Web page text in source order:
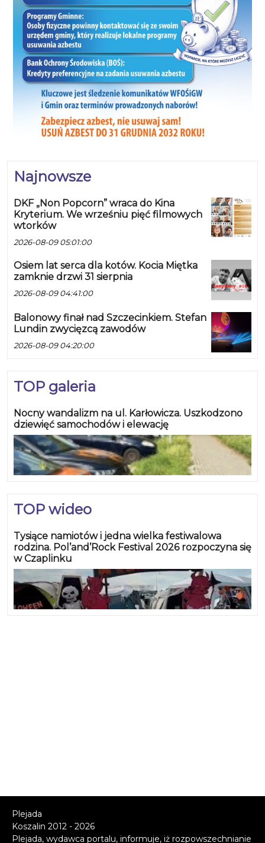
Najnowsze
DKF „Non Popcorn” wraca do Kina
Kryterium. We wrześniu pięć filmowych
wtorków
2026-08-09 05:01:00
Osiem lat serca dla kotów. Kocia Miętka
zamknie drzwi 31 sierpnia
2026-08-09 04:41:00
Balonowy finał nad Szczecinkiem. Stefan
Lundin zwycięzcą zawodów
2026-08-09 04:20:00
TOP galeria
Nocny wandalizm na ul. Karłowicza. Uszkodzono
dziewięć samochodów i elewację
TOP wideo
Tysiące namiotów i jedna wielka festiwalowa
rodzina. Pol’and’Rock Festival 2026 rozpoczyna się
w Czaplinku
Plejada
Koszalin 2012 - 2026
Plejada, wydawca portalu, informuje, iż rozpowszechnianie